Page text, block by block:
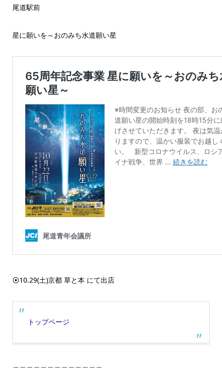
尾道駅前
星に願いを～おのみち水道願い星
⦿10.29(土)京都 草と本 にて出店
トップページ